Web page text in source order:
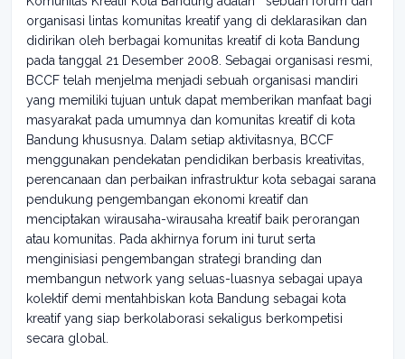
organisasi lintas komunitas kreatif yang di deklarasikan dan
didirikan oleh berbagai komunitas kreatif di kota Bandung
pada tanggal 21 Desember 2008. Sebagai organisasi resmi,
BCCF telah menjelma menjadi sebuah organisasi mandiri
yang memiliki tujuan untuk dapat memberikan manfaat bagi
masyarakat pada umumnya dan komunitas kreatif di kota
Bandung khususnya. Dalam setiap aktivitasnya, BCCF
menggunakan pendekatan pendidikan berbasis kreativitas,
perencanaan dan perbaikan infrastruktur kota sebagai sarana
pendukung pengembangan ekonomi kreatif dan
menciptakan wirausaha-wirausaha kreatif baik perorangan
atau komunitas. Pada akhirnya forum ini turut serta
menginisiasi pengembangan strategi branding dan
membangun network yang seluas-luasnya sebagai upaya
kolektif demi mentahbiskan kota Bandung sebagai kota
kreatif yang siap berkolaborasi sekaligus berkompetisi
secara global.